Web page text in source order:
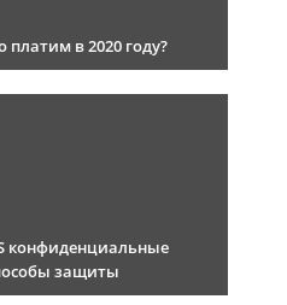
в 2020 году?
конфиденциальные
защиты